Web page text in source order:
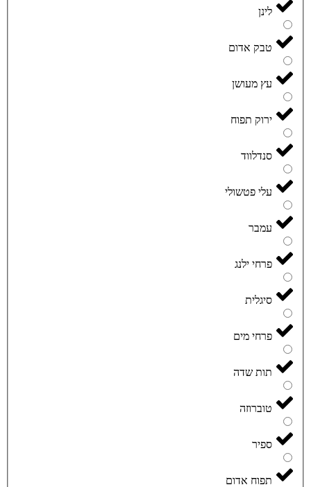
לינן
טבק אדום
עץ מעושן
ירוק תפוח
סנדלווד
עלי פטשולי
עמבר
פרחי ילנג
סיגלית
פרחי מים
תות שדה
טוברוזה
ספיר
תפוח אדום